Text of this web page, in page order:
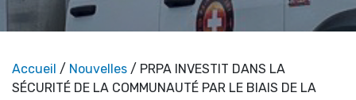
Accueil / Nouvelles / PRPA INVESTIT DANS LA
SÉCURITÉ DE LA COMMUNAUTÉ PAR LE BIAIS DE LA